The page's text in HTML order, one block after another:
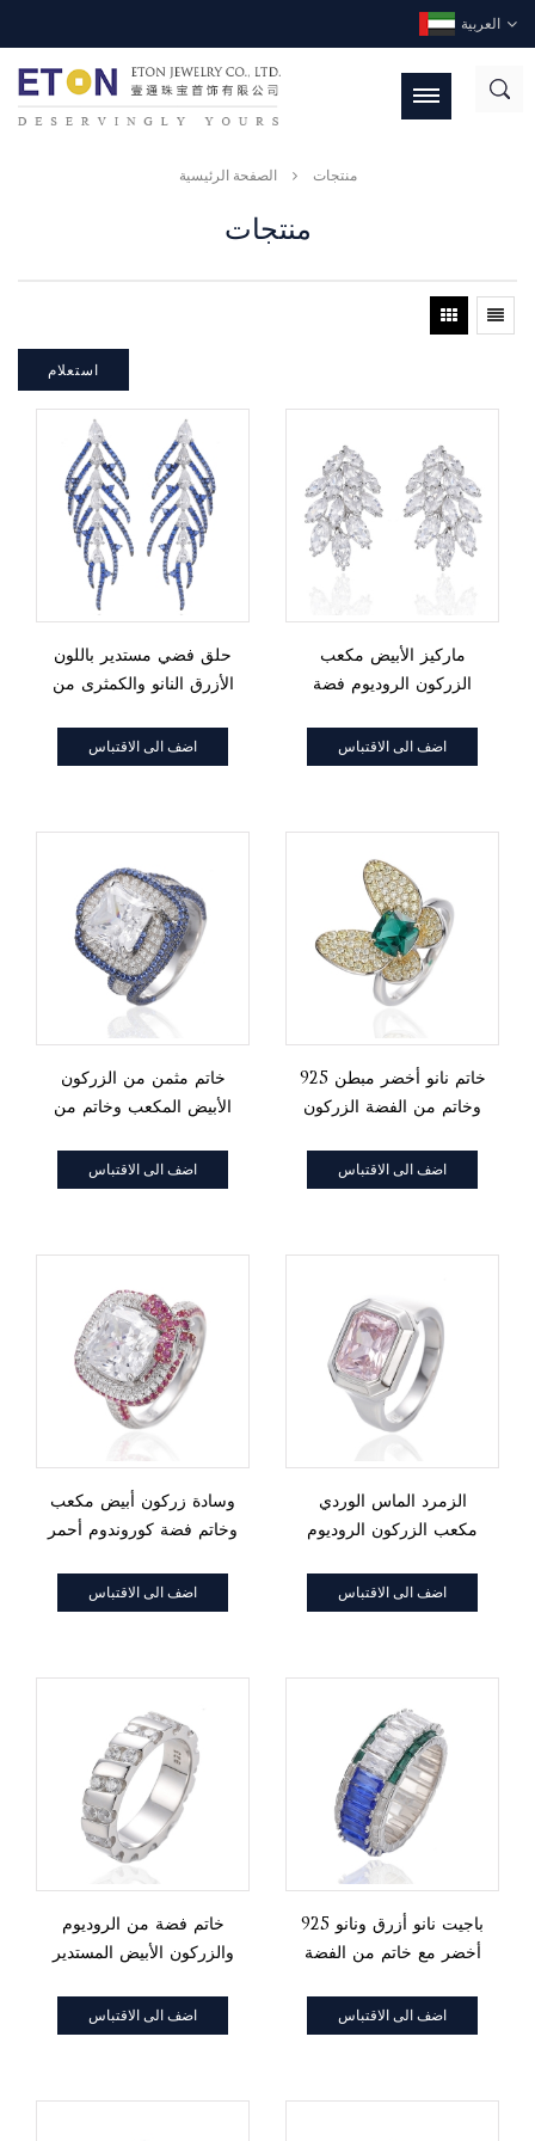
العربية
الصفحة الرئيسية منتجات
منتجات
استعلام
حلق فضي مستدير باللون
الأزرق النانو والكمثرى من
طلاء من الروديوم والذهب
الأسود
اضف الى الاقتباس
ماركيز الأبيض مكعب
الزركون الروديوم فضة
اضف الى الاقتباس
خاتم مثمن من الزركون
الأبيض المكعب وخاتم من
المستديرة مع طلاء
الروديوم والذهب الأسود
اضف الى الاقتباس
خاتم نانو أخضر مبطن 925
وخاتم من الفضة الزركون
الروديوم والذهب
اضف الى الاقتباس
وسادة زركون أبيض مكعب
وخاتم فضة كوروندوم أحمر
اضف الى الاقتباس
الزمرد الماس الوردي
مكعب الزركون الروديوم
اضف الى الاقتباس
خاتم فضة من الروديوم
والزركون الأبيض المستدير
اضف الى الاقتباس
925 باجيت نانو أزرق ونانو
أخضر مع خاتم من الفضة
اضف الى الاقتباس